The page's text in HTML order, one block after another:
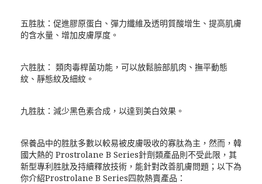
五胜肽：促進膠原蛋白、彈力纖維及透明質酸增生、提高肌膚
的含水量、增加皮膚厚度。
六胜肽： 類肉毒桿菌功能，可以放鬆臉部肌肉、撫平動態
紋、靜態紋及細紋。
九胜肽：減少黑色素合成，以達到美白效果。
保養品中的胜肽多數以較易被皮膚吸收的寡肽為主，然而，韓
國大熱的 Prostrolane B Series針劑類產品則不受此限，其
新型專利胜肽及持續釋放技術，能針對改善肌膚問題；以下為
你介紹Prostrolane B Series四款熱賣產品：